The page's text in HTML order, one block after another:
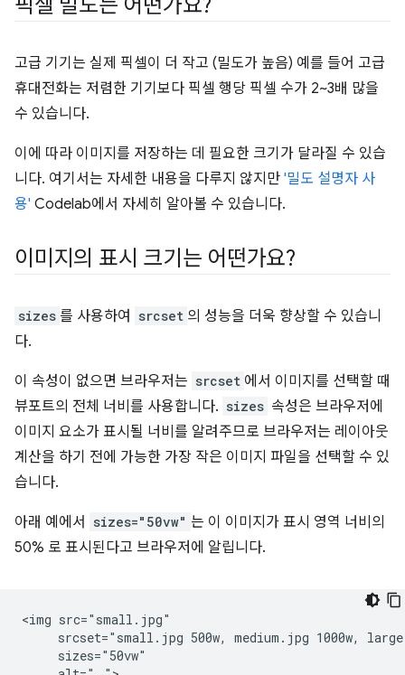
픽셀 밀도는 어떤가요?
고급 기기는 실제 픽셀이 더 작고 (밀도가 높음) 예를 들어 고급
휴대전화는 저렴한 기기보다 픽셀 행당 픽셀 수가 2~3배 많을
수 있습니다.
이에 따라 이미지를 저장하는 데 필요한 크기가 달라질 수 있습
니다. 여기서는 자세한 내용을 다루지 않지만 '밀도 설명자 사
용' Codelab에서 자세히 알아볼 수 있습니다.
이미지의 표시 크기는 어떤가요?
sizes 를 사용하여 srcset 의 성능을 더욱 향상할 수 있습니
다.
이 속성이 없으면 브라우저는 srcset 에서 이미지를 선택할 때
뷰포트의 전체 너비를 사용합니다. sizes 속성은 브라우저에
이미지 요소가 표시될 너비를 알려주므로 브라우저는 레이아웃
계산을 하기 전에 가능한 가장 작은 이미지 파일을 선택할 수 있
습니다.
아래 예에서 sizes="50vw" 는 이 이미지가 표시 영역 너비의
50% 로 표시된다고 브라우저에 알립니다.
<img src="small.jpg"
srcset="small.jpg 500w, medium.jpg 1000w,
     sizes="50vw"